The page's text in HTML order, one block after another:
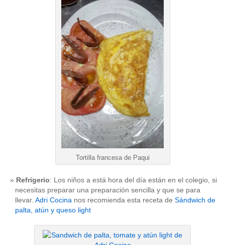
Tortilla francesa de Paqui
Refrigerio: Los niños a está hora del día están en el colegio, si
necesitas preparar una preparación sencilla y que se para
llevar. Adri Cocina nos recomienda esta receta de Sándwich de
palta, atún y queso light